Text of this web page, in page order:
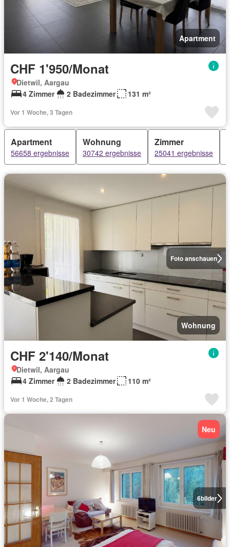
Apartment
CHF 1'950/Monat
Dietwil, Aargau
4 Zimmer
2 Badezimmer 131 m²
Vor 1 Woche, 3 Tagen
Apartment
56658 ergebnisse
Wohnung
30742 ergebnisse
Zimmer
25041 ergebnisse
Foto anschauen
Wohnung
CHF 2'140/Monat
Dietwil, Aargau
4 Zimmer
2 Badezimmer 110 m²
Vor 1 Woche, 2 Tagen
6bilder
Neu